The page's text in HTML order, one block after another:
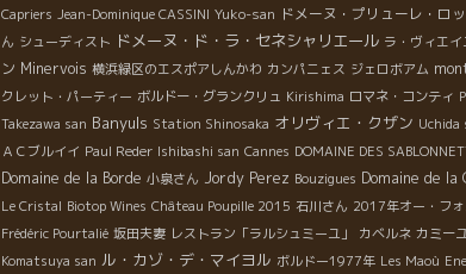
Capriers Jean-Dominique CASSINI Yuko-san ドメーヌ・プリューレ・ロ
ん シューディスト ドメーヌ・ド・ラ・セネシャリエール ラ・ヴィエ
ン Minervois 横浜緑区のエスポアしんかわ カンパニェス ジェロボアム
クレット・パーティー ボルドー・グランクリュ Kirishima ロマネ・コンティ
Takezawa san Banyuls Station Shinosaka オリヴィエ・クザン Uchida
ＡＣブルイイ Paul Reder Ishibashi san Cannes DOMAINE DES
Domaine de la Borde 小泉さん Jordy Perez Bouzigues Domaine de la
Le Cristal Biotop Wines Château Poupille 2015 石川さん 2017年オー・フ
Frédéric Pourtalié 坂田夫妻 レストラン「ラルシュミーユ」 カベルネ カミー
Komatsuya san ル・カゾ・デ・マイヨル ボルドー1977年 Les Maoù